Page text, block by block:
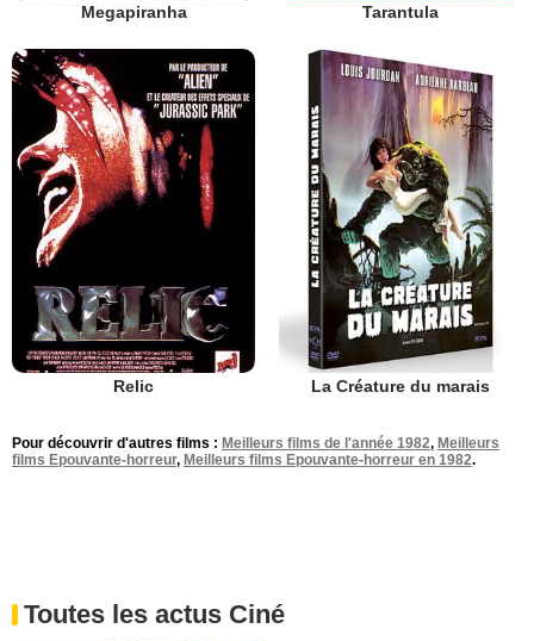
Megapiranha Tarantula
Relic La Créature du marais
Pour découvrir d'autres films : Meilleurs films de l'année 1982, Meilleurs
films Epouvante-horreur, Meilleurs films Epouvante-horreur en 1982.
Toutes les actus Ciné